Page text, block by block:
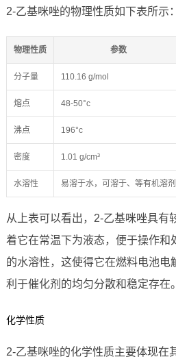
2-乙基咪唑的物理性质如下表所示：
物理性质 参数
分子量 110.16 g/mol
熔点 48-50°c
沸点 196°c
密度 1.01 g/cm³
水溶性 易溶于水，可溶于、等有机溶剂
从上表可以看出，2-乙基咪唑具有
着它在常温下为液态，便于操作和
的水溶性，这使得它在燃料电池电
利于催化剂的均匀分散和稳定存在。
化学性质
2-乙基咪唑的化学性质主要体现在